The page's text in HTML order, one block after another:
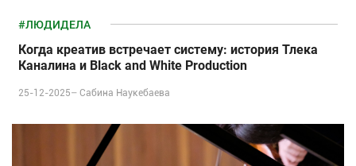
#ЛЮДИДЕЛА
Когда креатив встречает систему: история Тлека
Каналина и Black and White Production
25-12-2025–Сабина Наукебаева